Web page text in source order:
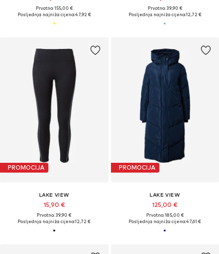
Prvotno: 155,00 €
Posljednja najniža cijena:47,92 €
Prvotno: 39,90 €
Posljednja najniža cijena:12,72 €
PROMOCIJA
LAKE VIEW
15,90 €
Prvotno: 39,90 €
Posljednja najniža cijena:12,72 €
PROMOCIJA
LAKE VIEW
125,00 €
Prvotno: 185,00 €
Posljednja najniža cijena:47,61 €